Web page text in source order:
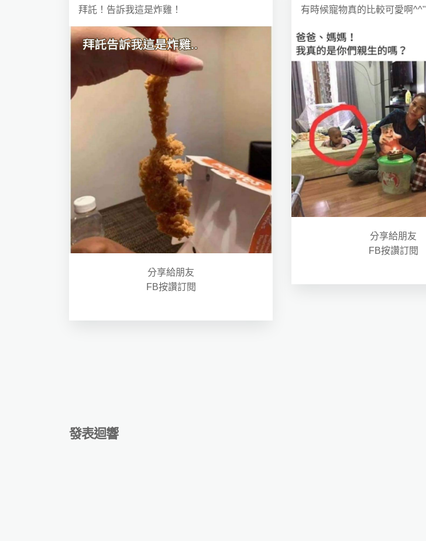
拜託！告訴我這是炸雞！
分享給朋友
FB按讚訂閱
有時候寵物真的比較可愛啊^^"
分享給朋友
FB按讚訂閱
發表迴響